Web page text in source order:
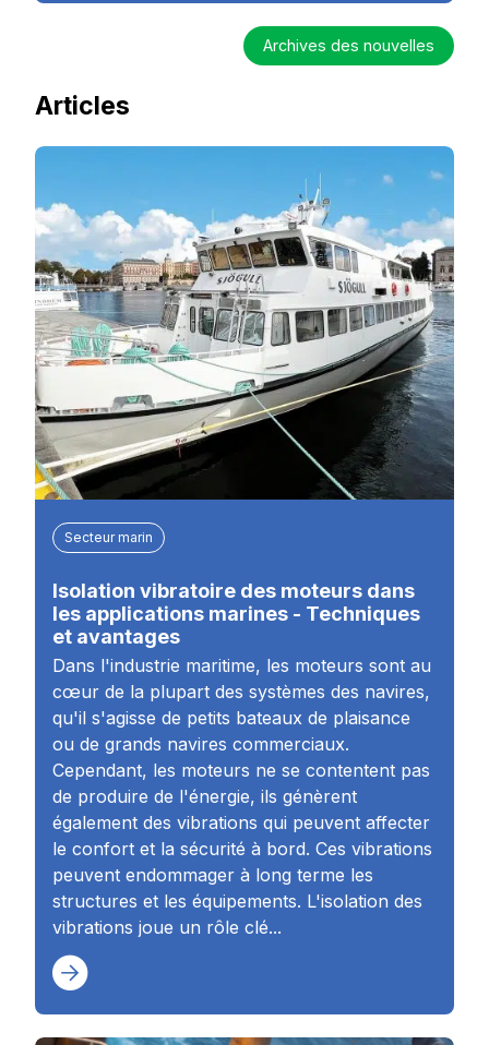
Archives des nouvelles
Articles
Secteur marin
Isolation vibratoire des moteurs dans
les applications marines - Techniques
et avantages
Dans l'industrie maritime, les moteurs sont au
cœur de la plupart des systèmes des navires,
qu'il s'agisse de petits bateaux de plaisance
ou de grands navires commerciaux.
Cependant, les moteurs ne se contentent pas
de produire de l'énergie, ils génèrent
également des vibrations qui peuvent affecter
le confort et la sécurité à bord. Ces vibrations
peuvent endommager à long terme les
structures et les équipements. L'isolation des
vibrations joue un rôle clé...